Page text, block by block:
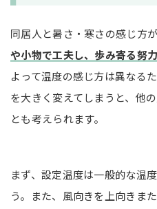
同居人と暑さ・寒さの感じ方
や小物で工夫し、歩み寄る努
よって温度の感じ方は異なる
を大きく変えてしまうと、他
とも考えられます。
まず、設定温度は一般的な温
う。また、風向きを上向きま